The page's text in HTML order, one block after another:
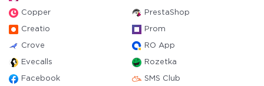
Copper PrestaShop
Creatio Prom
Crove RO App
Evecalls Rozetka
Facebook SMS Club